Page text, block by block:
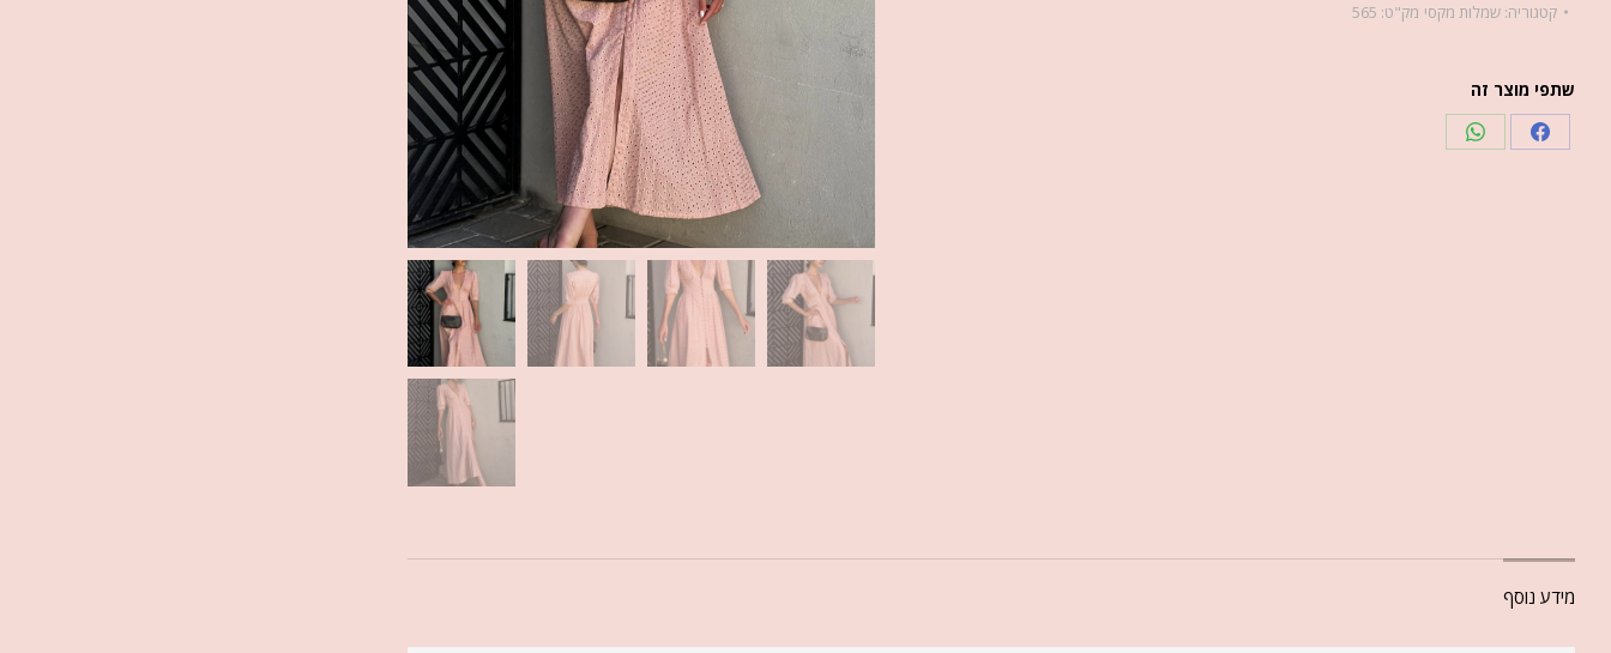
קטגוריה:שמלות מקסי מק"ט: 565
שתפי מוצר זה
מידע נוסף